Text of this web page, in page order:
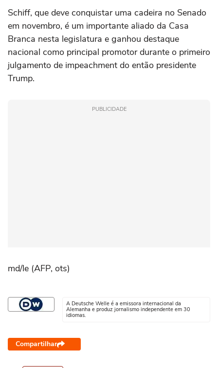
Schiff, que deve conquistar uma cadeira no Senado
em novembro, é um importante aliado da Casa
Branca nesta legislatura e ganhou destaque
nacional como principal promotor durante o primeiro
julgamento de impeachment do então presidente
Trump.
PUBLICIDADE
md/le (AFP, ots)
A Deutsche Welle é a emissora internacional da
Alemanha e produz jornalismo independente em 30
idiomas.
Compartilhar